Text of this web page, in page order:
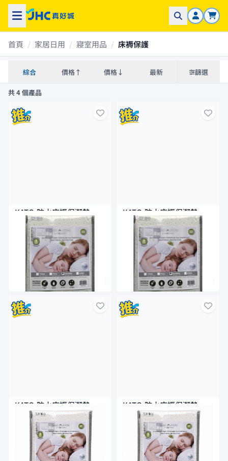
首頁 / 家居日用 / 寢室用品 / 床褥保護
綜合 價格↑ 價格↓ 最新 篩選
共 4 個產品
KATO-防水床褥保潔墊
36"X75"+12"
$99.9
全場買4送1(共選5件商品)
KATO-防水床褥保潔墊
48"X75"+12"
$99.9
全場買4送1(共選5件商品)
KATO-防水床褥保潔墊
54"X75"+12"
$99.9
全場買4送1(共選5件商品)
KATO-防水床褥保潔墊
60"X75"+12"
$99.9
全場買4送1(共選5件商品)